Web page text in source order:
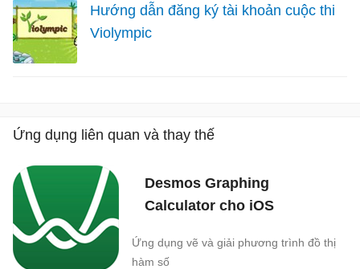
Hướng dẫn đăng ký tài khoản cuộc thi
Violympic
Ứng dụng liên quan và thay thế
Desmos Graphing
Calculator cho iOS
Ứng dụng vẽ và giải phương trình đồ thị
hàm số